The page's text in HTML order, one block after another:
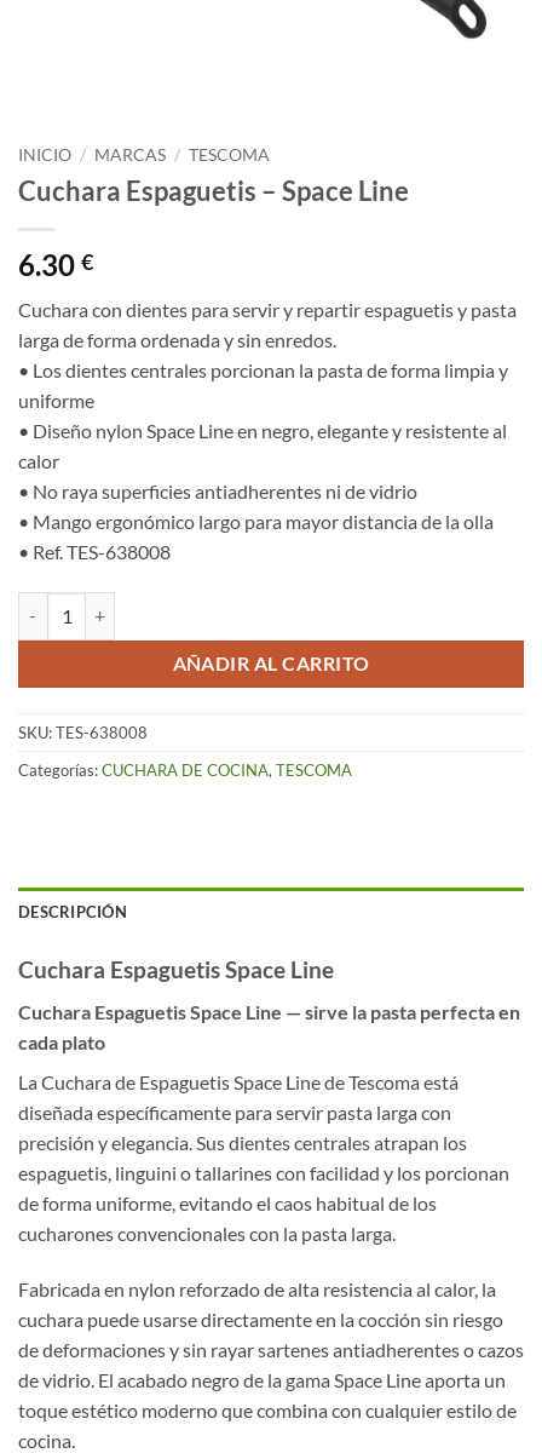
INICIO / MARCAS / TESCOMA
Cuchara Espaguetis – Space Line
6.30 €
Cuchara con dientes para servir y repartir espaguetis y pasta
larga de forma ordenada y sin enredos.
• Los dientes centrales porcionan la pasta de forma limpia y
uniforme
• Diseño nylon Space Line en negro, elegante y resistente al
calor
• No raya superficies antiadherentes ni de vidrio
• Mango ergonómico largo para mayor distancia de la olla
• Ref. TES-638008
AÑADIR AL CARRITO
SKU:TES-638008
Categorías:CUCHARA DE COCINA, TESCOMA
DESCRIPCIÓN
Cuchara Espaguetis Space Line
Cuchara Espaguetis Space Line — sirve la pasta perfecta en
cada plato
La Cuchara de Espaguetis Space Line de Tescoma está
diseñada específicamente para servir pasta larga con
precisión y elegancia. Sus dientes centrales atrapan los
espaguetis, linguini o tallarines con facilidad y los porcionan
de forma uniforme, evitando el caos habitual de los
cucharones convencionales con la pasta larga.
Fabricada en nylon reforzado de alta resistencia al calor, la
cuchara puede usarse directamente en la cocción sin riesgo
de deformaciones y sin rayar sartenes antiadherentes o cazos
de vidrio. El acabado negro de la gama Space Line aporta un
toque estético moderno que combina con cualquier estilo de
cocina.